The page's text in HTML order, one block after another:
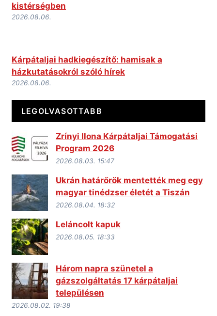
kistérségben
2026.08.06.
Kárpátaljai hadkiegészítő: hamisak a
házkutatásokról szóló hírek
2026.08.06.
LEGOLVASOTTABB
Zrínyi Ilona Kárpátaljai Támogatási
Program 2026
2026.08.03. 15:47
Ukrán határőrök mentették meg egy
magyar tinédzser életét a Tiszán
2026.08.04. 18:32
Leláncolt kapuk
2026.08.05. 18:33
Három napra szünetel a
gázszolgáltatás 17 kárpátaljai
településen
2026.08.02. 19:38